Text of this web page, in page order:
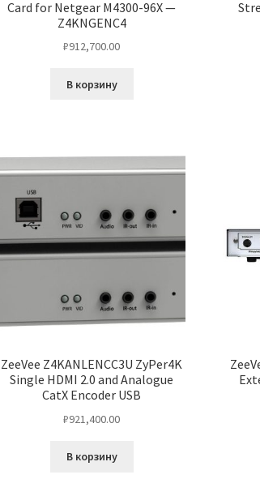
Card for Netgear M4300-96X —
Z4KNGENC4
₽912,700.00
В корзину
ZeeVee Z4KANLENCC3U ZyPer4K
Single HDMI 2.0 and Analogue
CatX Encoder USB
₽921,400.00
В корзину